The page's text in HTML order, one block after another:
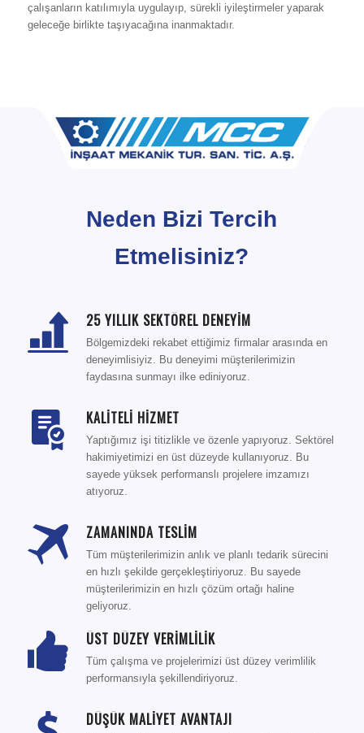
çalışanların katılımıyla uygulayıp, sürekli iyileştirmeler yaparak
geleceğe birlikte taşıyacağına inanmaktadır.
Neden Bizi Tercih
Etmelisiniz?
25 YILLIK SEKTÖREL DENEYİM
Bölgemizdeki rekabet ettiğimiz firmalar arasında en
deneyimlisiyiz. Bu deneyimi müşterilerimizin
faydasına sunmayı ilke ediniyoruz.
KALİTELİ HİZMET
Yaptığımız işi titizlikle ve özenle yapıyoruz. Sektörel
hakimiyetimizi en üst düzeyde kullanıyoruz. Bu
sayede yüksek performanslı projelere imzamızı
atıyoruz.
ZAMANINDA TESLİM
Tüm müşterilerimizin anlık ve planlı tedarik sürecini
en hızlı şekilde gerçekleştiriyoruz. Bu sayede
müşterilerimizin en hızlı çözüm ortağı haline
geliyoruz.
ÜST DÜZEY VERİMLİLİK
Tüm çalışma ve projelerimizi üst düzey verimlilik
performansıyla şekillendiriyoruz.
DÜŞÜK MALİYET AVANTAJI